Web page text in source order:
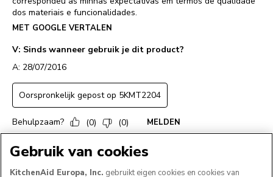
Gebruik van cookies
KitchenAid Europa, Inc. gebruikt eigen cookies en cookies van